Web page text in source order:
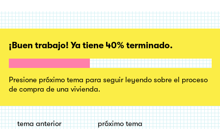
¡Buen trabajo! Ya tiene 40% terminado.
Presione próximo tema para seguir leyendo sobre el proceso
de compra de una vivienda.
tema anterior próximo tema